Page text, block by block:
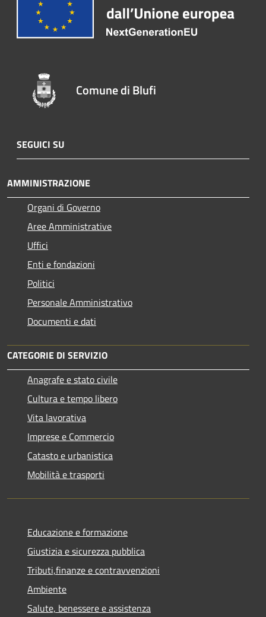
Comune di Blufi
SEGUICI SU
AMMINISTRAZIONE
Organi di Governo
Aree Amministrative
Uffici
Enti e fondazioni
Politici
Personale Amministrativo
Documenti e dati
CATEGORIE DI SERVIZIO
Anagrafe e stato civile
Cultura e tempo libero
Vita lavorativa
Imprese e Commercio
Catasto e urbanistica
Mobilità e trasporti
Educazione e formazione
Giustizia e sicurezza pubblica
Tributi,finanze e contravvenzioni
Ambiente
Salute, benessere e assistenza